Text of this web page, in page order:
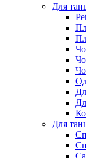
Для
Для